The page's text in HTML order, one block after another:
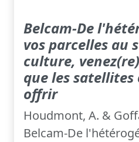
Belcam-De
vos parcelles au
culture,
que les satellites
offrir
Houdmont, A. &
Belcam-De